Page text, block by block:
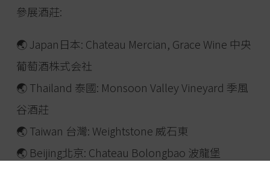
參展酒莊:
🌏 Japan日本: Chateau Mercian, Grace Wine 中央
葡萄酒株式会社
🌏 Thailand 泰國: Monsoon Valley Vineyard 季風
谷酒莊
🌏 Taiwan 台灣: Weightstone 威石東
🌏 Beijing北京: Chateau Bolongbao 波龍堡